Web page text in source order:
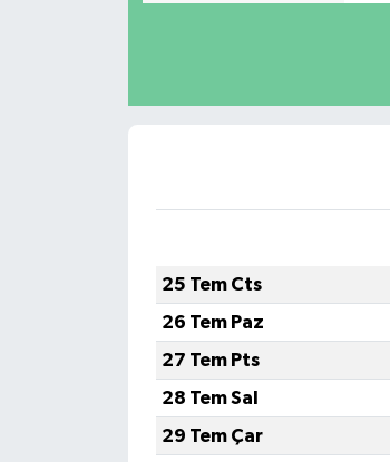
25 Tem Cts
26 Tem Paz
27 Tem Pts
28 Tem Sal
29 Tem Çar